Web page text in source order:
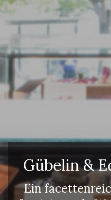
Gübelin &
Ein
Erwachsene
Kinder